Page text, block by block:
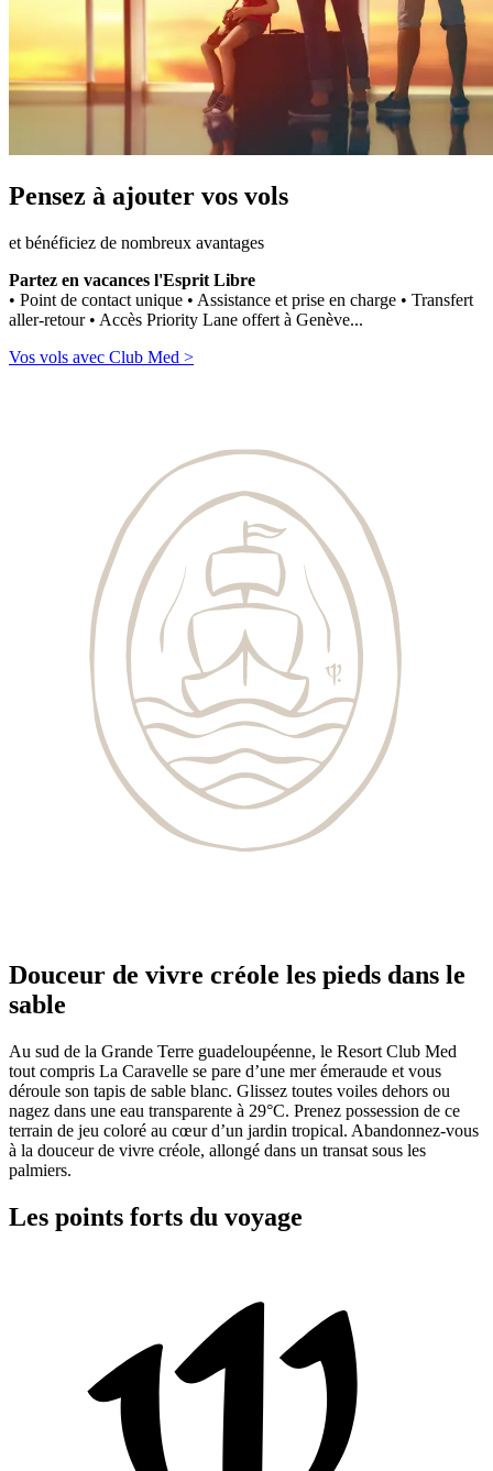
Pensez à ajouter vos vols
et bénéficiez de nombreux avantages
Partez en vacances l'Esprit Libre
• Point de contact unique • Assistance et prise en charge • Transfert
aller-retour • Accès Priority Lane offert à Genève...
Vos vols avec Club Med >
Douceur de vivre créole les pieds dans le
sable
Au sud de la Grande Terre guadeloupéenne, le Resort Club Med
tout compris La Caravelle se pare d’une mer émeraude et vous
déroule son tapis de sable blanc. Glissez toutes voiles dehors ou
nagez dans une eau transparente à 29°C. Prenez possession de ce
terrain de jeu coloré au cœur d’un jardin tropical. Abandonnez-vous
à la douceur de vivre créole, allongé dans un transat sous les
palmiers.
Les points forts du voyage